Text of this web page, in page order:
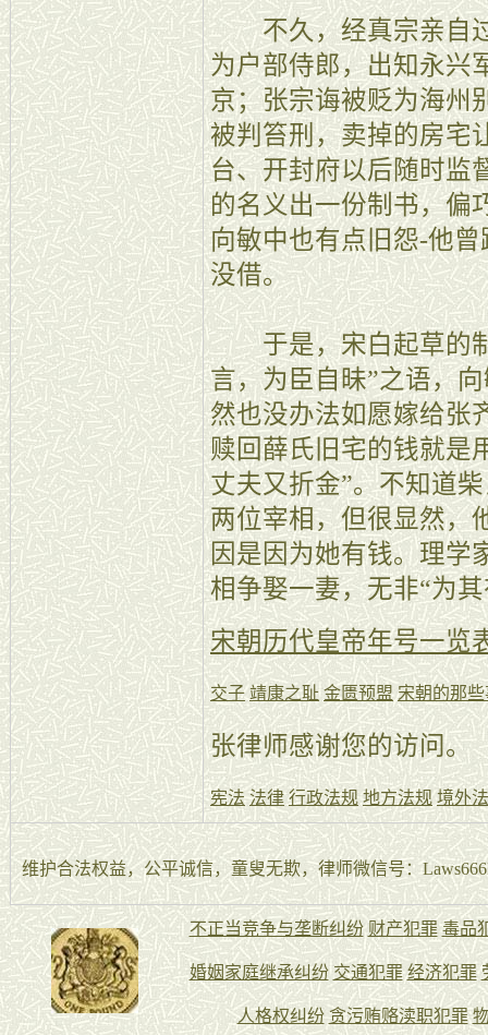
不久，经真宗亲自过
为户部侍郎，出知永兴
京；张宗诲被贬为海州
被判笞刑，卖掉的房宅
台、开封府以后随时监
的名义出一份制书，偏
向敏中也有点旧怨-他
没借。
于是，宋白起草的制
言，为臣自昧”之语，
然也没办法如愿嫁给张
赎回薛氏旧宅的钱就是
丈夫又折金”。不知道
两位宰相，但很显然，
因是因为她有钱。理学
相争娶一妻，无非“为
宋朝历代皇帝年号一览
交子 靖康之耻 金匮预盟 宋朝的那些
张律师感谢您的访问。
宪法 法律 行政法规 地方法规 境外
维护合法权益，公平诚信，童叟无欺，律师微信号：